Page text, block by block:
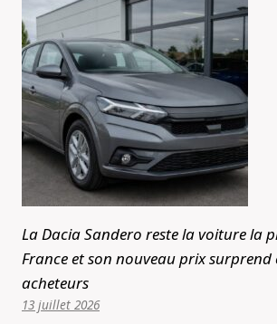
La Dacia Sandero reste la voiture la
France et son nouveau prix surprend
acheteurs
13 juillet 2026